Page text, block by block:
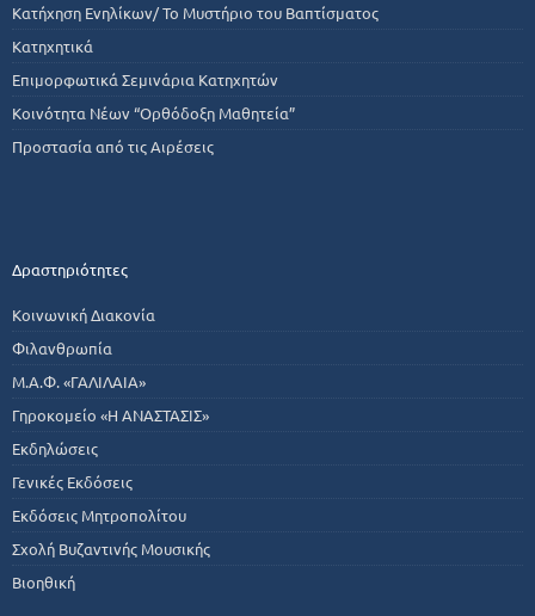
Κατήχηση Ενηλίκων/ Το Μυστήριο του Βαπτίσματος
Κατηχητικά
Επιμορφωτικά Σεμινάρια Κατηχητών
Κοινότητα Νέων “Ορθόδοξη Μαθητεία”
Προστασία από τις Αιρέσεις
Δραστηριότητες
Κοινωνική Διακονία
Φιλανθρωπία
Μ.Α.Φ. «ΓΑΛΙΛΑΙΑ»
Γηροκομείο «Η ΑΝΑΣΤΑΣΙΣ»
Εκδηλώσεις
Γενικές Εκδόσεις
Εκδόσεις Μητροπολίτου
Σχολή Βυζαντινής Μουσικής
Βιοηθική